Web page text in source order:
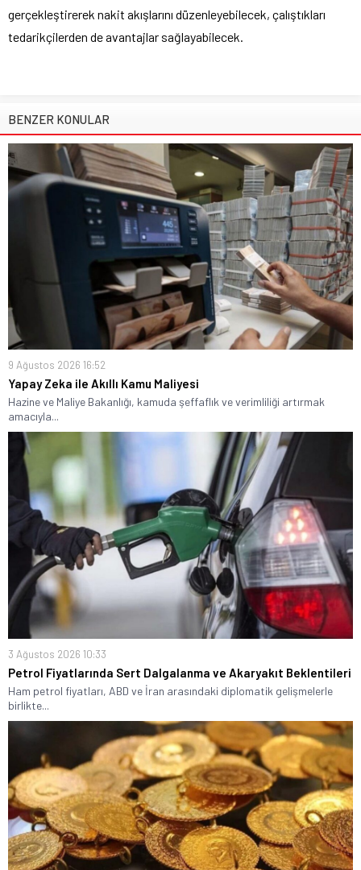
gerçekleştirerek nakit akışlarını düzenleyebilecek, çalıştıkları
tedarikçilerden de avantajlar sağlayabilecek.
BENZER KONULAR
9 Ağustos 2026 16:52
Yapay Zeka ile Akıllı Kamu Maliyesi
Hazine ve Maliye Bakanlığı, kamuda şeffaflık ve verimliliği artırmak
amacıyla...
3 Ağustos 2026 10:33
Petrol Fiyatlarında Sert Dalgalanma ve Akaryakıt Beklentileri
Ham petrol fiyatları, ABD ve İran arasındaki diplomatik gelişmelerle
birlikte...